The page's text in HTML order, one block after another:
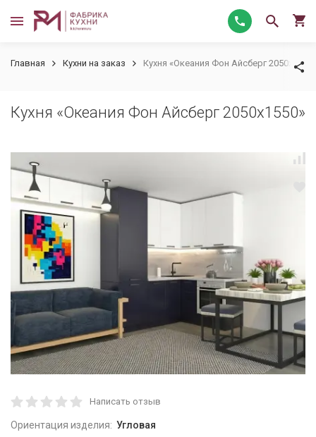
Главная Кухни на заказ Кухня «Океания Фон Айсберг 2050х1550»
Кухня «Океания Фон Айсберг 2050х1550»
Написать отзыв
Ориентация изделия: Угловая